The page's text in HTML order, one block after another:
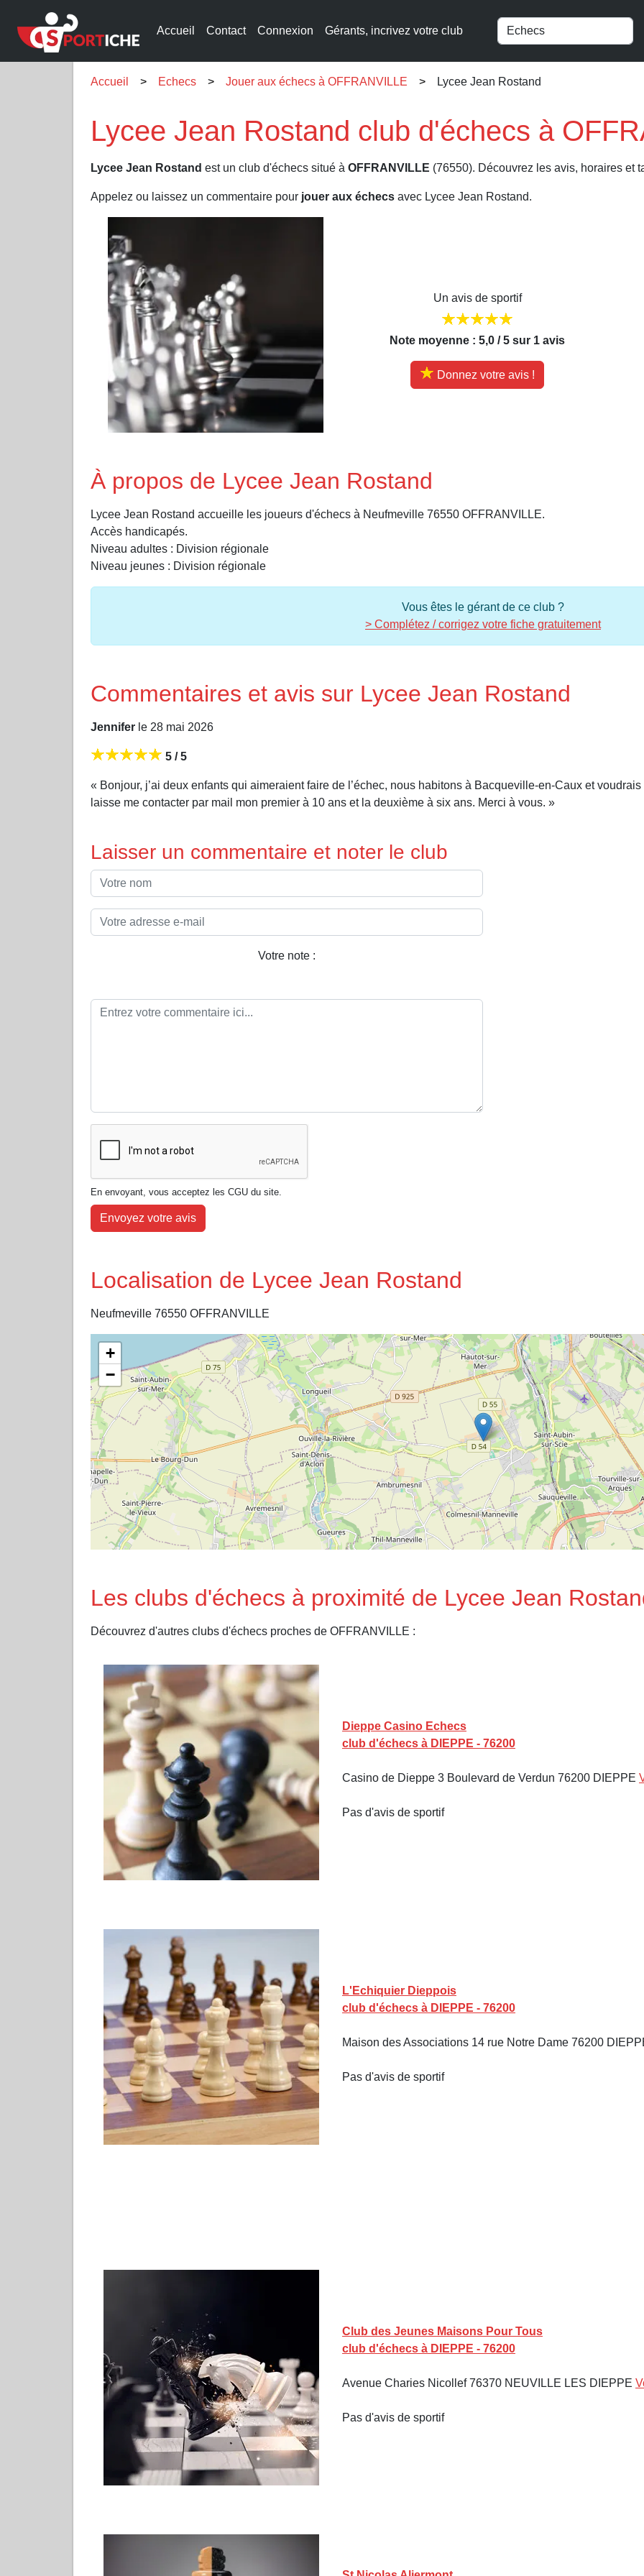
Accueil Contact Connexion Gérants, incrivez votre club
Accueil Echecs Jouer aux échecs à OFFRANVILLE Lycee Jean Rostand
Lycee Jean Rostand club d'échecs à
Lycee Jean Rostand est un club d'échecs situé à OFFRANVILLE (76550). Découvrez les avis, horaires et
Appelez ou laissez un commentaire pour jouer aux échecs avec Lycee Jean Rostand.
Un avis de sportif
Note moyenne : 5,0 / 5 sur 1 avis
Donnez votre avis !
À propos de Lycee Jean Rostand
Lycee Jean Rostand accueille les joueurs d'échecs à Neufmeville 76550 OFFRANVILLE.
Accès handicapés.
Niveau adultes : Division régionale
Niveau jeunes : Division régionale
Vous êtes le gérant de ce club ?
> Complétez / corrigez votre fiche gratuitement
Commentaires et avis sur Lycee Jean Rostand
Jennifer le 28 mai 2026
5 / 5
« Bonjour, j’ai deux enfants qui aimeraient faire de l’échec, nous habitons à Bacqueville-en-Caux et
laisse me contacter par mail mon premier à 10 ans et la deuxième à six ans. Merci à vous. »
Laisser un commentaire et noter le club
Votre note :
En envoyant, vous acceptez les CGU du site.
Envoyez votre avis
Localisation de Lycee Jean Rostand
Neufmeville 76550 OFFRANVILLE
+
−
Les clubs d'échecs à proximité de Lycee Jean
Découvrez d'autres clubs d'échecs proches de OFFRANVILLE :
Dieppe Casino Echecs
club d'échecs à DIEPPE - 76200
Casino de Dieppe 3 Boulevard de Verdun 76200 DIEPPE
Pas d'avis de sportif
L'Echiquier Dieppois
club d'échecs à DIEPPE - 76200
Maison des Associations 14 rue Notre Dame 76200
Pas d'avis de sportif
Club des Jeunes Maisons Pour Tous
club d'échecs à DIEPPE - 76200
Avenue Charies Nicollef 76370 NEUVILLE LES DIEPPE
Pas d'avis de sportif